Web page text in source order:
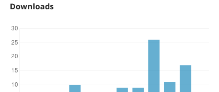
Downloads